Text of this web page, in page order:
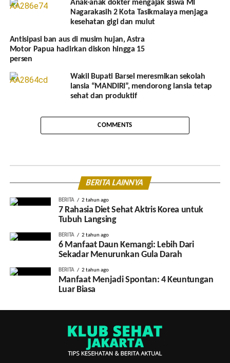
Anak-anak dokter mengajak siswa MI
Nagarakasih 2 Kota Tasikmalaya menjaga
kesehatan gigi dan mulut
Antisipasi ban aus di musim hujan, Astra
Motor Papua hadirkan diskon hingga 15
persen
Wakil Bupati Barsel meresmikan sekolah
lansia “MANDIRI”, mendorong lansia tetap
sehat dan produktif
COMMENTS
BERITA LAINNYA
BERITA 2 tahun ago
7 Rahasia Diet Sehat Aktris Korea untuk
Tubuh Langsing
BERITA 2 tahun ago
6 Manfaat Daun Kemangi: Lebih Dari
Sekadar Menurunkan Gula Darah
BERITA 2 tahun ago
Manfaat Menjadi Spontan: 4 Keuntungan
Luar Biasa